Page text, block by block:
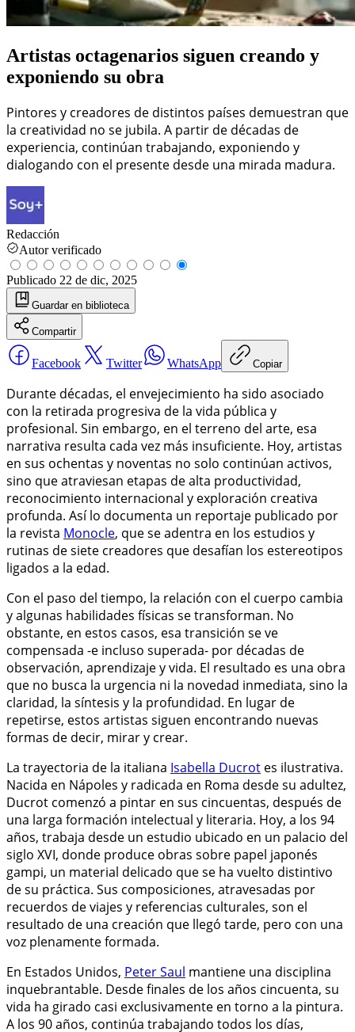
Artistas octagenarios siguen creando y
exponiendo su obra
Pintores y creadores de distintos países demuestran que
la creatividad no se jubila. A partir de décadas de
experiencia, continúan trabajando, exponiendo y
dialogando con el presente desde una mirada madura.
Redacción
Autor verificado
Publicado 22 de dic, 2025
Guardar en biblioteca
Compartir
Facebook Twitter WhatsApp Copiar
Durante décadas, el envejecimiento ha sido asociado
con la retirada progresiva de la vida pública y
profesional. Sin embargo, en el terreno del arte, esa
narrativa resulta cada vez más insuficiente. Hoy, artistas
en sus ochentas y noventas no solo continúan activos,
sino que atraviesan etapas de alta productividad,
reconocimiento internacional y exploración creativa
profunda. Así lo documenta un reportaje publicado por
la revista Monocle, que se adentra en los estudios y
rutinas de siete creadores que desafían los estereotipos
ligados a la edad.
Con el paso del tiempo, la relación con el cuerpo cambia
y algunas habilidades físicas se transforman. No
obstante, en estos casos, esa transición se ve
compensada -e incluso superada- por décadas de
observación, aprendizaje y vida. El resultado es una obra
que no busca la urgencia ni la novedad inmediata, sino la
claridad, la síntesis y la profundidad. En lugar de
repetirse, estos artistas siguen encontrando nuevas
formas de decir, mirar y crear.
La trayectoria de la italiana Isabella Ducrot es ilustrativa.
Nacida en Nápoles y radicada en Roma desde su adultez,
Ducrot comenzó a pintar en sus cincuentas, después de
una larga formación intelectual y literaria. Hoy, a los 94
años, trabaja desde un estudio ubicado en un palacio del
siglo XVI, donde produce obras sobre papel japonés
gampi, un material delicado que se ha vuelto distintivo
de su práctica. Sus composiciones, atravesadas por
recuerdos de viajes y referencias culturales, son el
resultado de una creación que llegó tarde, pero con una
voz plenamente formada.
En Estados Unidos, Peter Saul mantiene una disciplina
inquebrantable. Desde finales de los años cincuenta, su
vida ha girado casi exclusivamente en torno a la pintura.
A los 90 años, continúa trabajando todos los días,